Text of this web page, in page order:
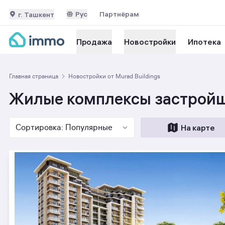
г. Ташкент Рус Партнёрам
Продажа Новостройки Ипотека
Главная страница Новостройки от Murad Buildings
Жилые комплексы
Сортировка: Популярные На карте